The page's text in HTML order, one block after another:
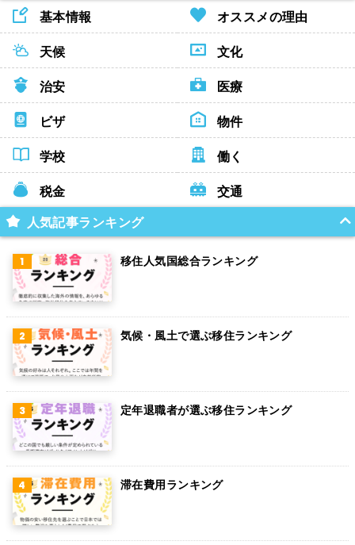
基本情報
オススメの理由
天候
文化
治安
医療
ビザ
物件
学校
働く
税金
交通
人気記事ランキング
移住人気国総合ランキング
気候・風土で選ぶ移住ランキング
定年退職者が選ぶ移住ランキング
滞在費用ランキング